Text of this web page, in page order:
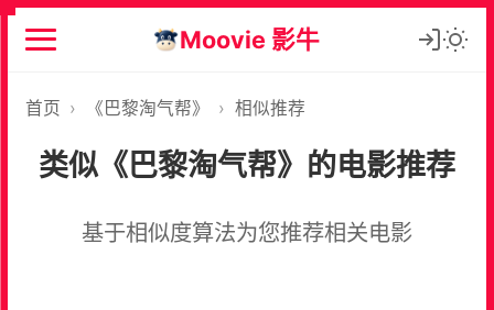
Moovie 影牛
首页 › 《巴黎淘气帮》 › 相似推荐
类似《巴黎淘气帮》的电影推荐
基于相似度算法为您推荐相关电影